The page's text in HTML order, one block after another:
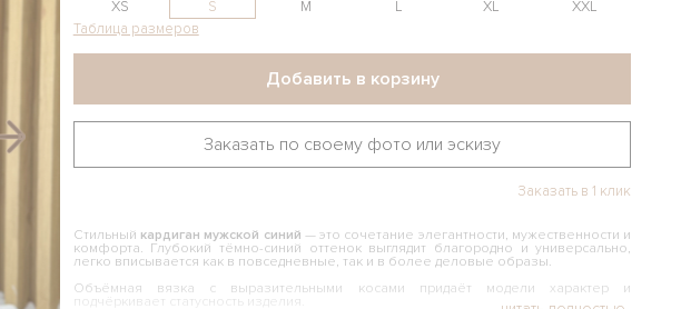
XS S M L XL
XXL
Таблица размеров
Добавить в корзину
Заказать по своему фото или эскизу
Заказать в 1 клик
Стильный кардиган мужской синий — это сочетание элегантности, мужественности и
комфорта. Глубокий тёмно-синий оттенок выглядит благородно и универсально,
легко вписывается как в повседневные, так и в более деловые образы.
Объёмная вязка с выразительными косами придаёт модели характер и
подчёркивает статусность изделия.